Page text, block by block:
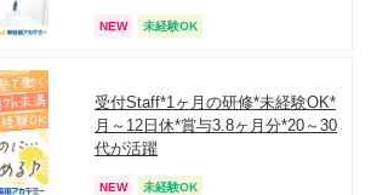
NEW 未経験OK
受付Staff*1ヶ月の研修*未経験OK*
月～12日休*賞与3.8ヶ月分*20～30
代が活躍
NEW 未経験OK